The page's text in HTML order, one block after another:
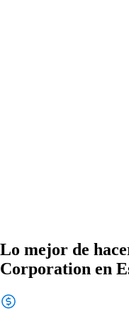
Lo mejor de
Corporation en